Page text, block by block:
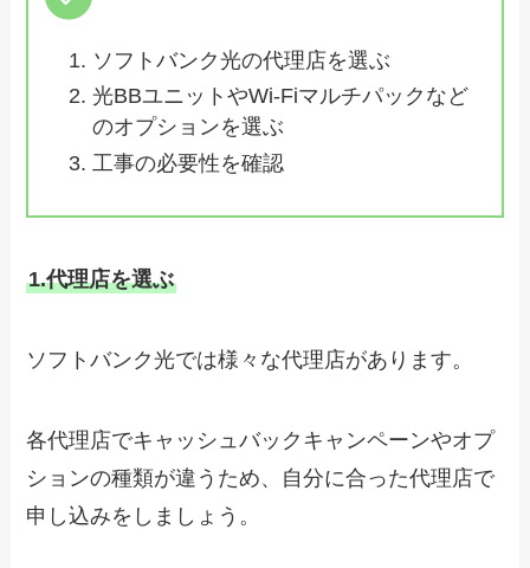
ソフトバンク光の代理店を選ぶ
光BBユニットやWi-Fiマルチパックなど
のオプションを選ぶ
工事の必要性を確認
1.代理店を選ぶ
ソフトバンク光では様々な代理店があります。
各代理店でキャッシュバックキャンペーンやオプ
ションの種類が違うため、自分に合った代理店で
申し込みをしましょう。